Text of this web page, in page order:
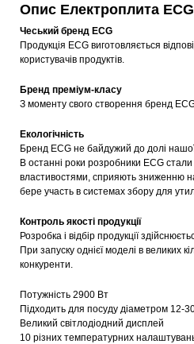
Опис Електроплита
Чеський бренд ECG
Продукція ECG виготовляється
користувачів продуктів.
Бренд преміум-класу
З моменту свого створення бренд ECG
Екологічність
Бренд ECG не байдужий до долі
В останні роки розробники ECG
властивостями, сприяють зниженню
бере участь в системах збору для
Контроль якості продукції
Розробка і відбір продукції
При запуску однієї моделі в великих
конкуренти.
Потужність 2900 Вт
Підходить для посуду діаметром 12-
Великий світлодіодний дисплей
10 різних температурних